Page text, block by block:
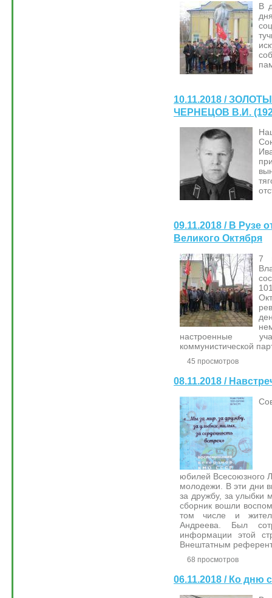
В
10.11.2018 /
ЧЕРНЕЦОВ В.И.
09.11.2018 / В Рузе
Великого Октября
7
настроенные
коммунистической
45 просмотров
08.11.2018 /
юбилей Всесоюзного
молодежи. В эти дни
за дружбу, за улыбки
сборник вошли
том числе и
Андреева. Был
информации этой
Внештатным
68 просмотров
06.11.2018 / Ко дню